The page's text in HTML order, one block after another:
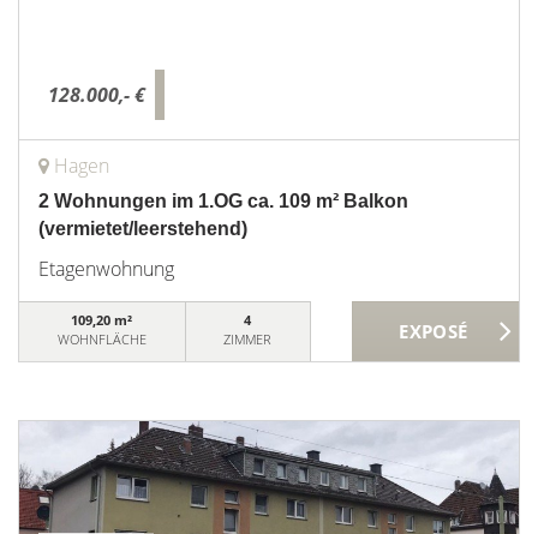
128.000,- €
Hagen
2 Wohnungen im 1.OG ca. 109 m² Balkon
(vermietet/leerstehend)
Etagenwohnung
109,20 m²
WOHNFLÄCHE
4
ZIMMER